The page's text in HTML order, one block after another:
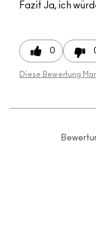
Fazit Ja, ich
0
Diese Bewertung